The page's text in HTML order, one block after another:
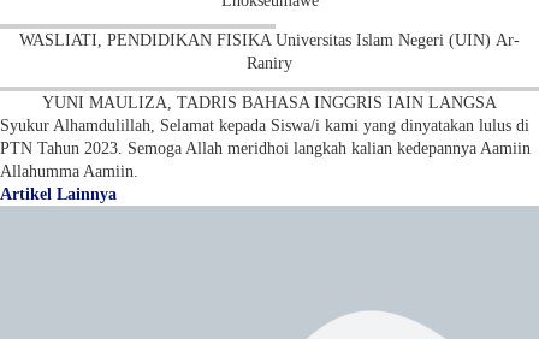
WASLIATI, PENDIDIKAN FISIKA Universitas Islam Negeri (UIN) Ar-
Raniry
YUNI MAULIZA, TADRIS BAHASA INGGRIS IAIN LANGSA
Syukur Alhamdulillah, Selamat kepada Siswa/i kami yang dinyatakan lulus di
PTN Tahun 2023. Semoga Allah meridhoi langkah kalian kedepannya Aamiin
Allahumma Aamiin.
Artikel Lainnya